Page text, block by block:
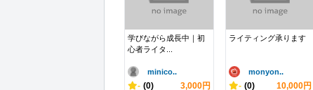
学びながら成長中｜初
心者ライタ...
minico..
- (0) 3,000円
ライティング承ります
monyon..
- (0) 10,000円